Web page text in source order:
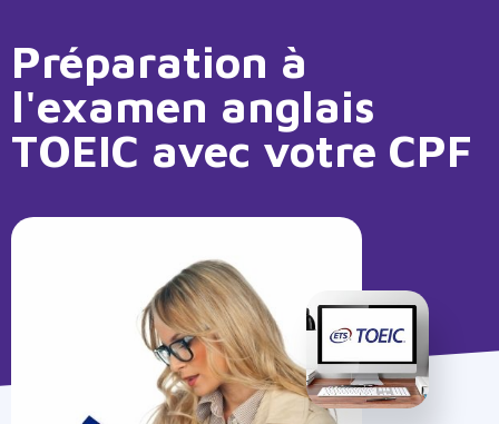
Préparation à
l'examen anglais
TOEIC avec votre CPF